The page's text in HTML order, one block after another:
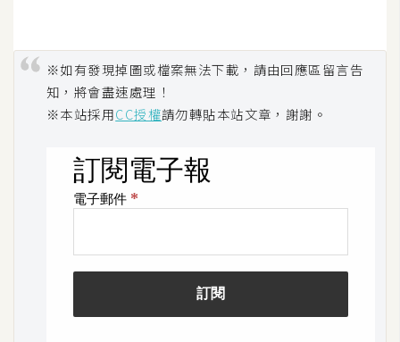
※如有發現掉圖或檔案無法下載，請由回應區留言告
知，將會盡速處理！
※本站採用CC授權請勿轉貼本站文章，謝謝。